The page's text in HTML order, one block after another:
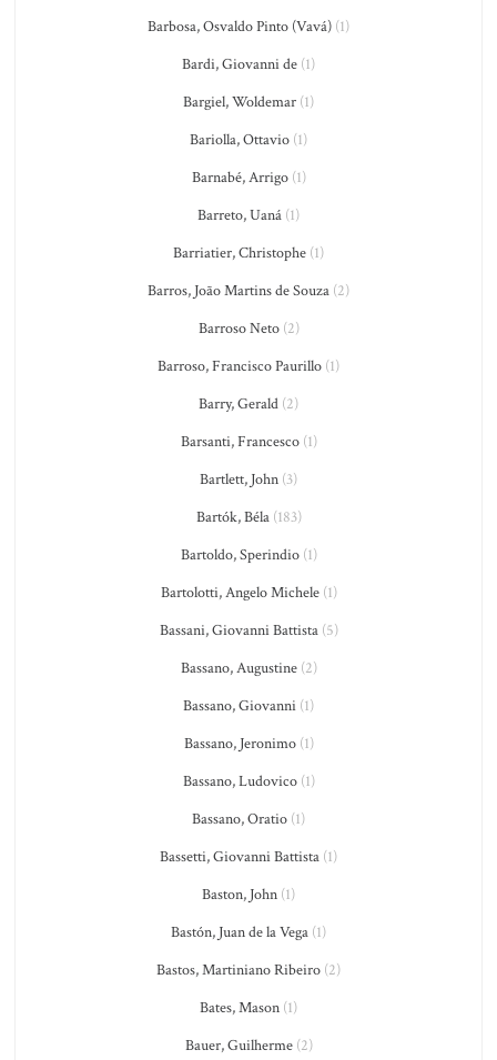
Barbosa, Osvaldo Pinto (Vavá) (1)
Bardi, Giovanni de (1)
Bargiel, Woldemar (1)
Bariolla, Ottavio (1)
Barnabé, Arrigo(1)
Barreto, Uaná (1)
Barriatier, Christophe (1)
Barros, João Martins de Souza (2)
Barroso Neto(2)
Barroso, Francisco Paurillo (1)
Barry, Gerald (2)
Barsanti, Francesco(1)
Bartlett, John (3)
Bartók, Béla(183)
Bartoldo, Sperindio(1)
Bartolotti, Angelo Michele(1)
Bassani, Giovanni Battista(5)
Bassano, Augustine(2)
Bassano, Giovanni (1)
Bassano, Jeronimo(1)
Bassano, Ludovico(1)
Bassano, Oratio (1)
Bassetti, Giovanni Battista (1)
Baston, John (1)
Bastón, Juan de la Vega (1)
Bastos, Martiniano Ribeiro (2)
Bates, Mason (1)
Bauer, Guilherme(2)